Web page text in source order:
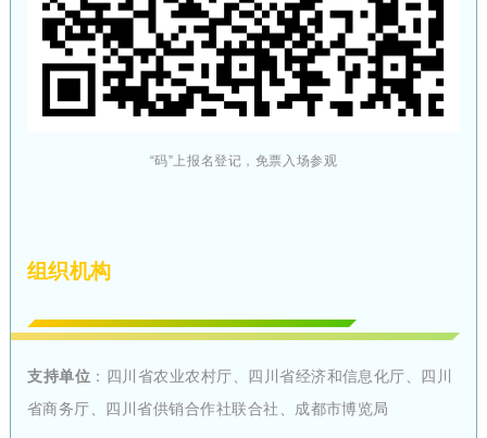
“码”上报名登记，免票入场参观
组织机构
支持单位 ： 四川省农业农村厅、四川省经济和信息化厅、四川
省商务厅、四川省供销合作社联合社、成都市博览局